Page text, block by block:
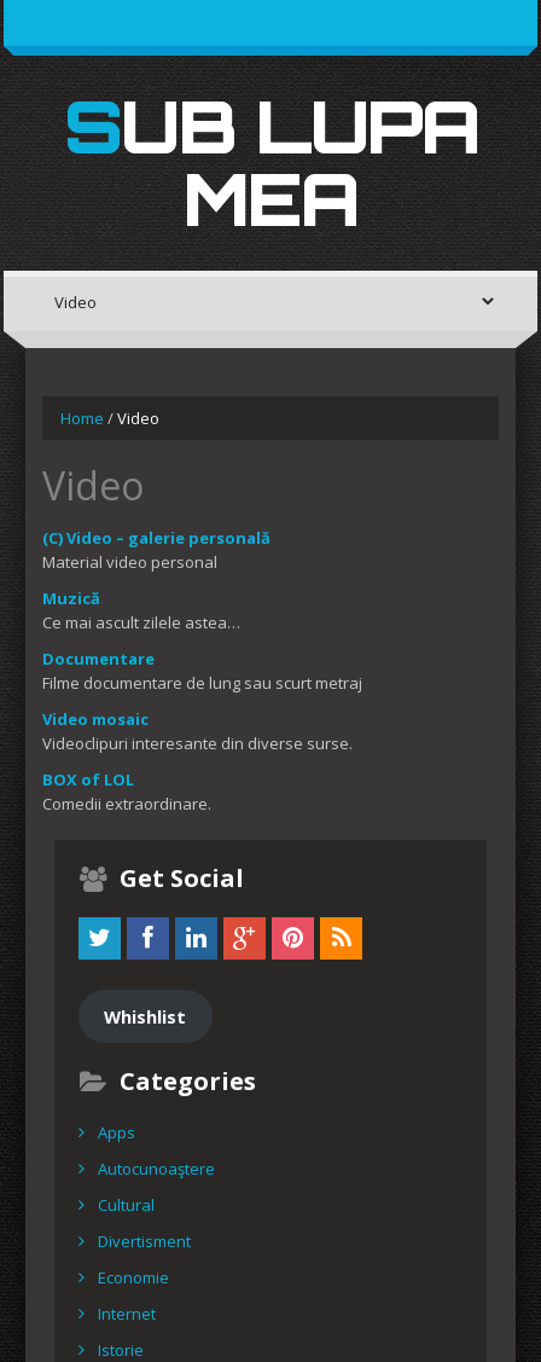
SUB LUPA
MEA
Home /Video
Video
(C) Video – galerie personală
Material video personal
Muzică
Ce mai ascult zilele astea…
Documentare
Filme documentare de lung sau scurt metraj
Video mosaic
Videoclipuri interesante din diverse surse.
BOX of LOL
Comedii extraordinare.
Get Social
Whishlist
Categories
Apps
Autocunoaştere
Cultural
Divertisment
Economie
Internet
Istorie